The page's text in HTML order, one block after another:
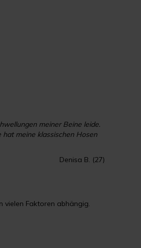
meiner Beine leide.
meine klassischen Hosen
B. (27)
vielen Faktoren abhängig.